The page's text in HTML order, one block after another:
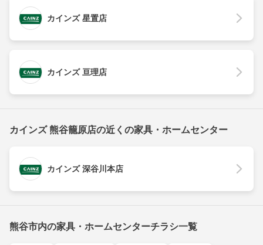
カインズ 星置店
カインズ 亘理店
カインズ 熊谷籠原店の近くの家具・ホームセンター
カインズ 深谷川本店
熊谷市内の家具・ホームセンターチラシ一覧